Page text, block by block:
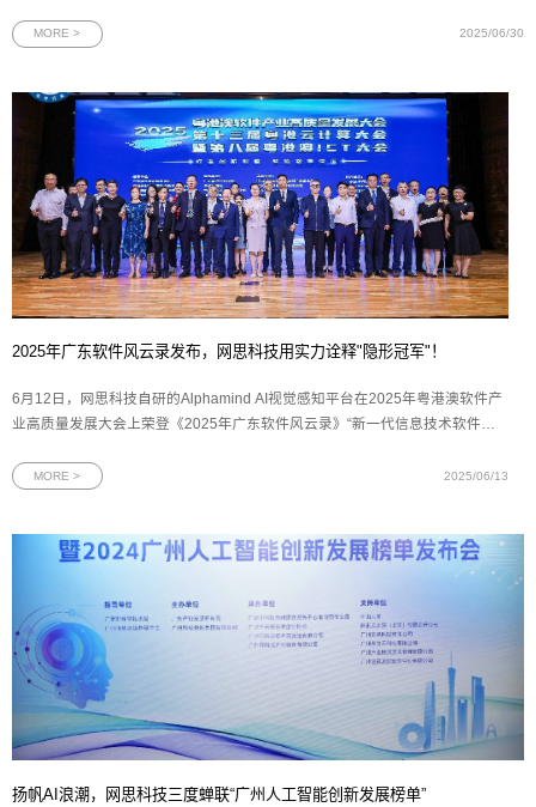
网络安全领域联合体成员单位代表齐聚羊城，围绕科技创新、产品融合、生态共
MORE > 2025/06/30
2025年广东软件风云录发布，网思科技用实力诠释"隐形冠军"！
6月12日，网思科技自研的Alphamind AI视觉感知平台在2025年粤港澳软件产
业高质量发展大会上荣登《2025年广东软件风云录》“新一代信息技术软件产
年广东软件风云录新一代信息技术软件产品奖牌2025年广东软件风云榜评选由
MORE > 2025/06/13
扬帆AI浪潮，网思科技三度蝉联“广州人工智能创新发展榜单”